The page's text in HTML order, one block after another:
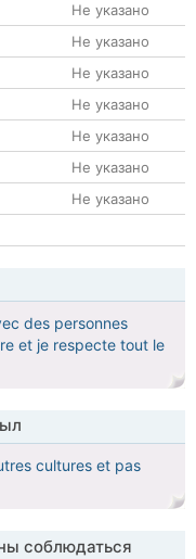
Не указано
Не указано
Не указано
Не указано
Не указано
Не указано
Не указано
des personnes
et je respecte tout le
cultures et pas
соблюдаться